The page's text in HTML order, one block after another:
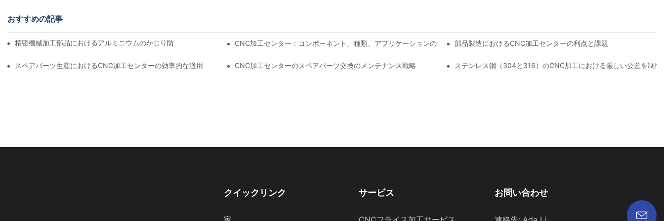
おすすめの記事
精密機械加工部品におけるアルミニウムのかじり防止：設計、工具、およびコーティングソリューションCNC加工センター：コンポーネント、種類、アプリケーションの概要 部品製造におけるCNC加工センターの利点と課題
スペアパーツ生産におけるCNC加工センターの効率的な適用 CNC加工センターのスペアパーツ交換のメンテナンス戦略 ステンレス鋼（304と316）のCNC加工における厳しい公差を制御
クイックリンク サービス お問い合わせ